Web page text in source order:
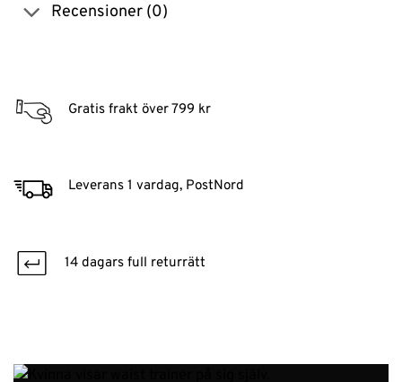
Recensioner (0)
Gratis frakt över 799 kr
Leverans 1 vardag, PostNord
14 dagars full returrätt